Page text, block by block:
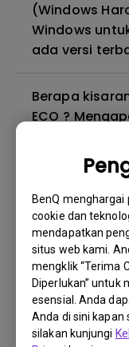
BenQ menghargai
cookie dan
mendapatkan
situs web kami.
mengklik “Terima
Diperlukan” untuk
esensial. Anda
Anda di sini kapan
silakan kunjungi
(Windows
Windows
ada versi
Berapa
ECO ?
mestinya?
Mengapa
Mengapa
ditampilkan
USB-C(Type
Apa itu